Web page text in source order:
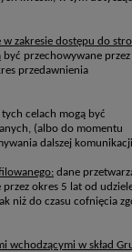
w zakresie dostępu do
przechowywane przez
przedawnienia
celach mogą być
(albo do momentu
dalszej
dane
okres 5 lat od
niż do czasu cofnięcia
wchodzącymi w skład